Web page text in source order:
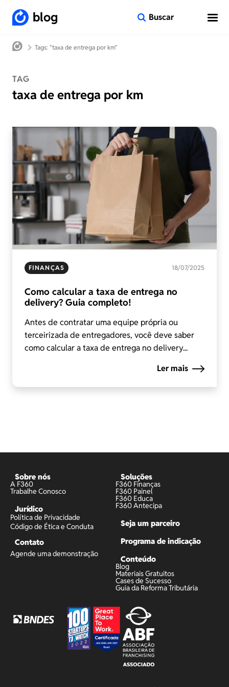
blog Buscar
Tags: "taxa de entrega por km"
TAG
taxa de entrega por km
FINANÇAS 18/07/2025
Como calcular a taxa de entrega no
delivery? Guia completo!
Antes de contratar uma equipe própria ou
terceirizada de entregadores, você deve saber
como calcular a taxa de entrega no delivery...
Ler mais
Sobre nós
A F360
Trabalhe Conosco
Jurídico
Política de Privacidade
Código de Ética e Conduta
Contato
Agende uma demonstração
Soluções
F360 Finanças
F360 Painel
F360 Educa
F360 Antecipa
Seja um parceiro
Programa de indicação
Conteúdo
Blog
Materiais Gratuitos
Cases de Sucesso
Guia da Reforma Tributária